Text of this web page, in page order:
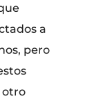
a
pero
otro